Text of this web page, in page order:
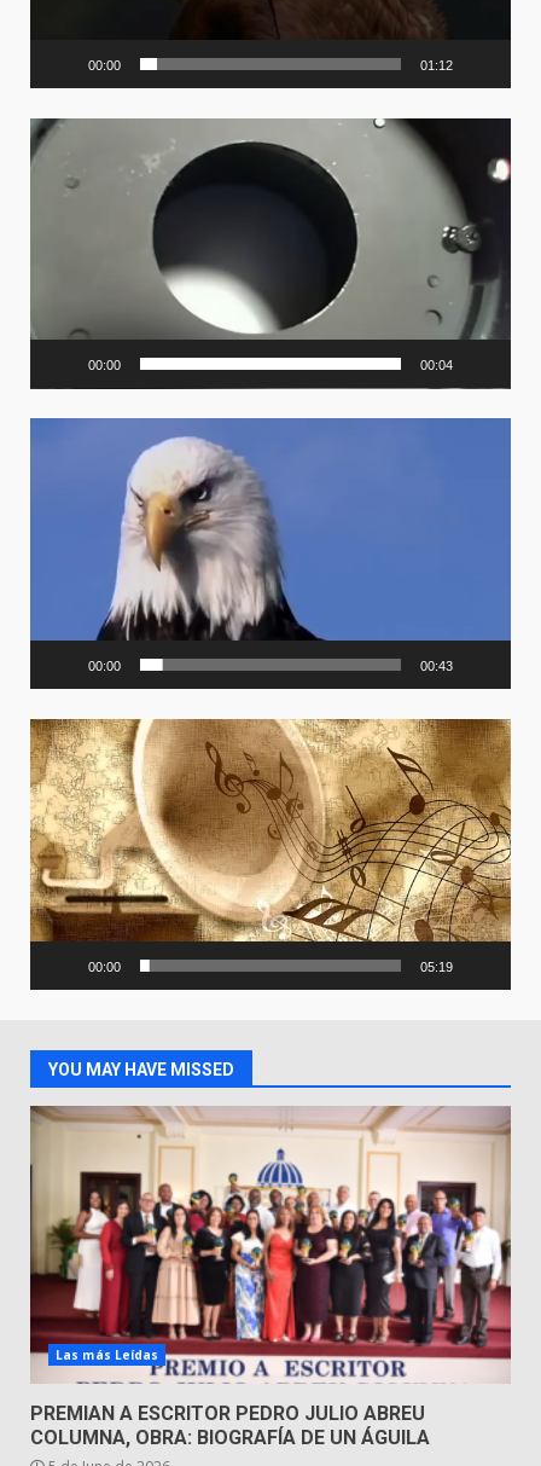
00:00 01:12
Video
Player
00:00 00:04
00:00 00:43
Video
Player
00:00 05:19
YOU MAY HAVE MISSED
Las más Leídas
PREMIAN A ESCRITOR PEDRO JULIO ABREU
COLUMNA, OBRA: BIOGRAFÍA DE UN ÁGUILA